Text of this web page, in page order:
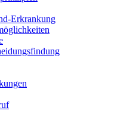
Erkrankung